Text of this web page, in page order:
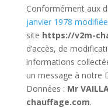
Conformément aux
janvier 1978 modifiée
site https://v2m-
d’accès, de
informations
un message à notre
Données : Mr
chauffage.com.